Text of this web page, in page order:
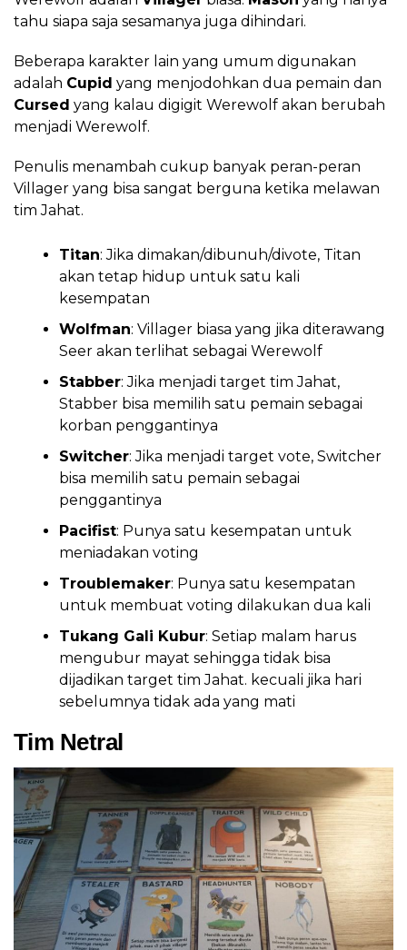
tahu siapa saja sesamanya juga dihindari.
Beberapa karakter lain yang umum digunakan
adalah Cupid yang menjodohkan dua pemain dan
Cursed yang kalau digigit Werewolf akan berubah
menjadi Werewolf.
Penulis menambah cukup banyak peran-peran
Villager yang bisa sangat berguna ketika melawan
tim Jahat.
Titan: Jika dimakan/dibunuh/divote, Titan
akan tetap hidup untuk satu kali
kesempatan
Wolfman: Villager biasa yang jika diterawang
Seer akan terlihat sebagai Werewolf
Stabber: Jika menjadi target tim Jahat,
Stabber bisa memilih satu pemain sebagai
korban penggantinya
Switcher: Jika menjadi target vote, Switcher
bisa memilih satu pemain sebagai
penggantinya
Pacifist: Punya satu kesempatan untuk
meniadakan voting
Troublemaker: Punya satu kesempatan
untuk membuat voting dilakukan dua kali
Tukang Gali Kubur: Setiap malam harus
mengubur mayat sehingga tidak bisa
dijadikan target tim Jahat. kecuali jika hari
sebelumnya tidak ada yang mati
Tim Netral